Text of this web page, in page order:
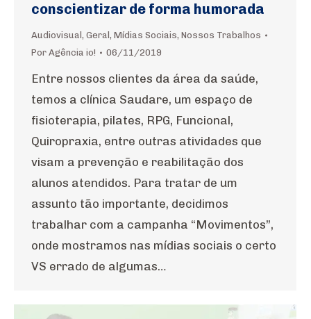
conscientizar de forma humorada
Audiovisual , Geral , Mídias Sociais, Nossos Trabalhos
Por Agência io! 06/11/2019
Entre nossos clientes da área da saúde,
temos a clínica Saudare, um espaço de
fisioterapia, pilates, RPG, Funcional,
Quiropraxia, entre outras atividades que
visam a prevenção e reabilitação dos
alunos atendidos. Para tratar de um
assunto tão importante, decidimos
trabalhar com a campanha “Movimentos”,
onde mostramos nas mídias sociais o certo
VS errado de algumas…